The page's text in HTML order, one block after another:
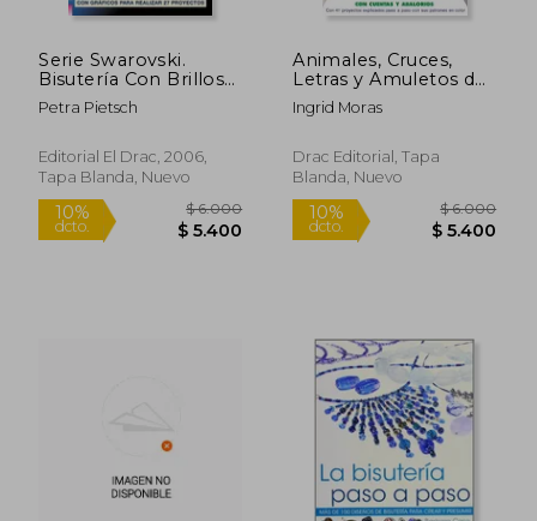
10%
dcto.
Serie Swarovski.
Bisutería Con Brillos
Radiantes. Cruces,
Corazones, Perlas Y
Número 7 (Cp -
S.Cristal Swarovski)
Petra Pietsch
Editorial El Drac, 2006,
Tapa Blanda, Nuevo
Animales, Cruces,
Letras y Amuletos de
la Suerte: Para Hacer
Colg Antes con
Ingrid Moras
Drac Editorial, Tapa
Blanda, Nuevo